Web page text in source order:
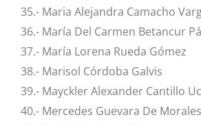
35.- Maria Alejandra Camacho
36.- María Del Carmen Betancur
37.- María Lorena Rueda Gómez
38.- Marisol Córdoba Galvis
39.- Mayckler Alexander Cantillo
40.- Mercedes Guevara De Morales